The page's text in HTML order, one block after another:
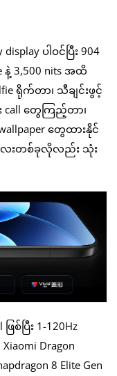
ပါဝင်ပြီး 904
နဲ့ 3,500 nits အထိ
ရိုက်တာ၊ သီချင်းဖွင့်
call တွေကြည့်တာ၊
တွေထားနိုင်
ေးတစ်ခုလိုလည်း သုံး
စ်ပြီး 1-120Hz
Dragon
8 Elite Gen